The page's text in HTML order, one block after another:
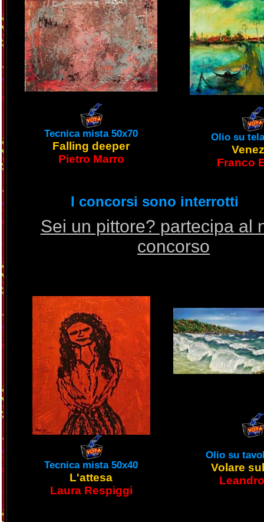
Tecnica mista 50x70
Falling deeper
Pietro Marro
Olio su
Franco
Sei un pittore? partecipa al
concorso
Tecnica mista 50x40
L'attesa
Laura Respiggi
Olio su
Volare